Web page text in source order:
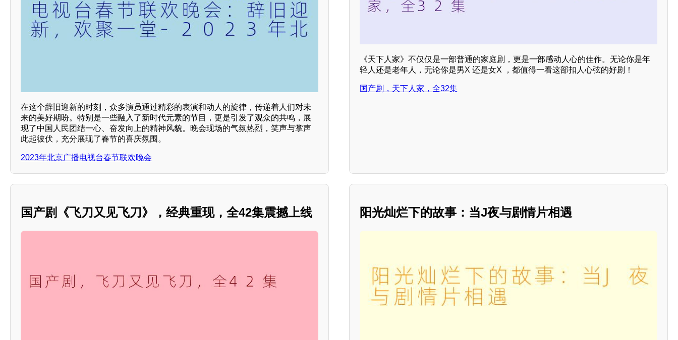
在这个辞旧迎新的时刻，众多演员通过精彩的表演和动人的旋律，传递着人们对未
来的美好期盼。特别是一些融入了新时代元素的节目，更是引发了观众的共鸣，展
现了中国人民团结一心、奋发向上的精神风貌。晚会现场的气氛热烈，笑声与掌声
此起彼伏，充分展现了春节的喜庆氛围。
2023年北京广播电视台春节联欢晚会
《天下人家》不仅仅是一部普通的家庭剧，更是一部感动人心的佳作。无论你是年
轻人还是老年人，无论你是男X 还是女X ，都值得一看这部扣人心弦的好剧！
国产剧，天下人家，全32集
国产剧《飞刀又见飞刀》，经典重现，全42集震撼上线 阳光灿烂下的故事：当J夜与剧情片相遇